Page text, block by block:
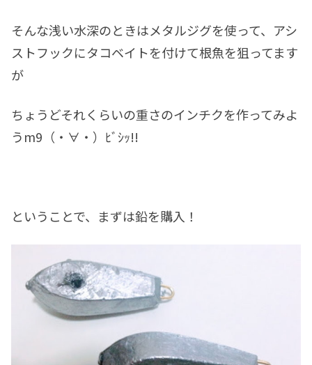
そんな浅い水深のときはメタルジグを使って、アシ
ストフックにタコベイトを付けて根魚を狙ってます
が
ちょうどそれくらいの重さのインチクを作ってみよ
うm9（・∀・）ﾋﾞｼｯ!!
ということで、まずは鉛を購入！